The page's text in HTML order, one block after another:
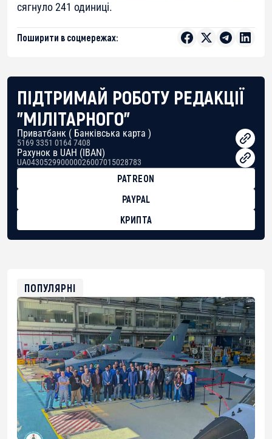
сягнуло 241 одиниці.
Поширити в соцмережах:
ПІДТРИМАЙ РОБОТУ РЕДАКЦІЇ
"МІЛІТАРНОГО"
Приватбанк ( Банківська карта )
5169 3351 0164 7408
Рахунок в UAH (IBAN)
UA043052990000026007015028783
PATREON
PAYPAL
КРИПТА
0xfD02863D3289416fcF50975c9DFda13623f97758
ПОПУЛЯРНІ